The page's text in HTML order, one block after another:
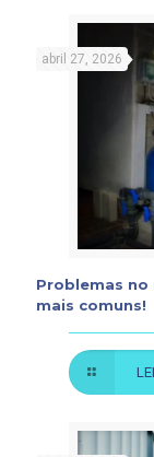
abril 27, 2026
Problemas no
mais comuns!